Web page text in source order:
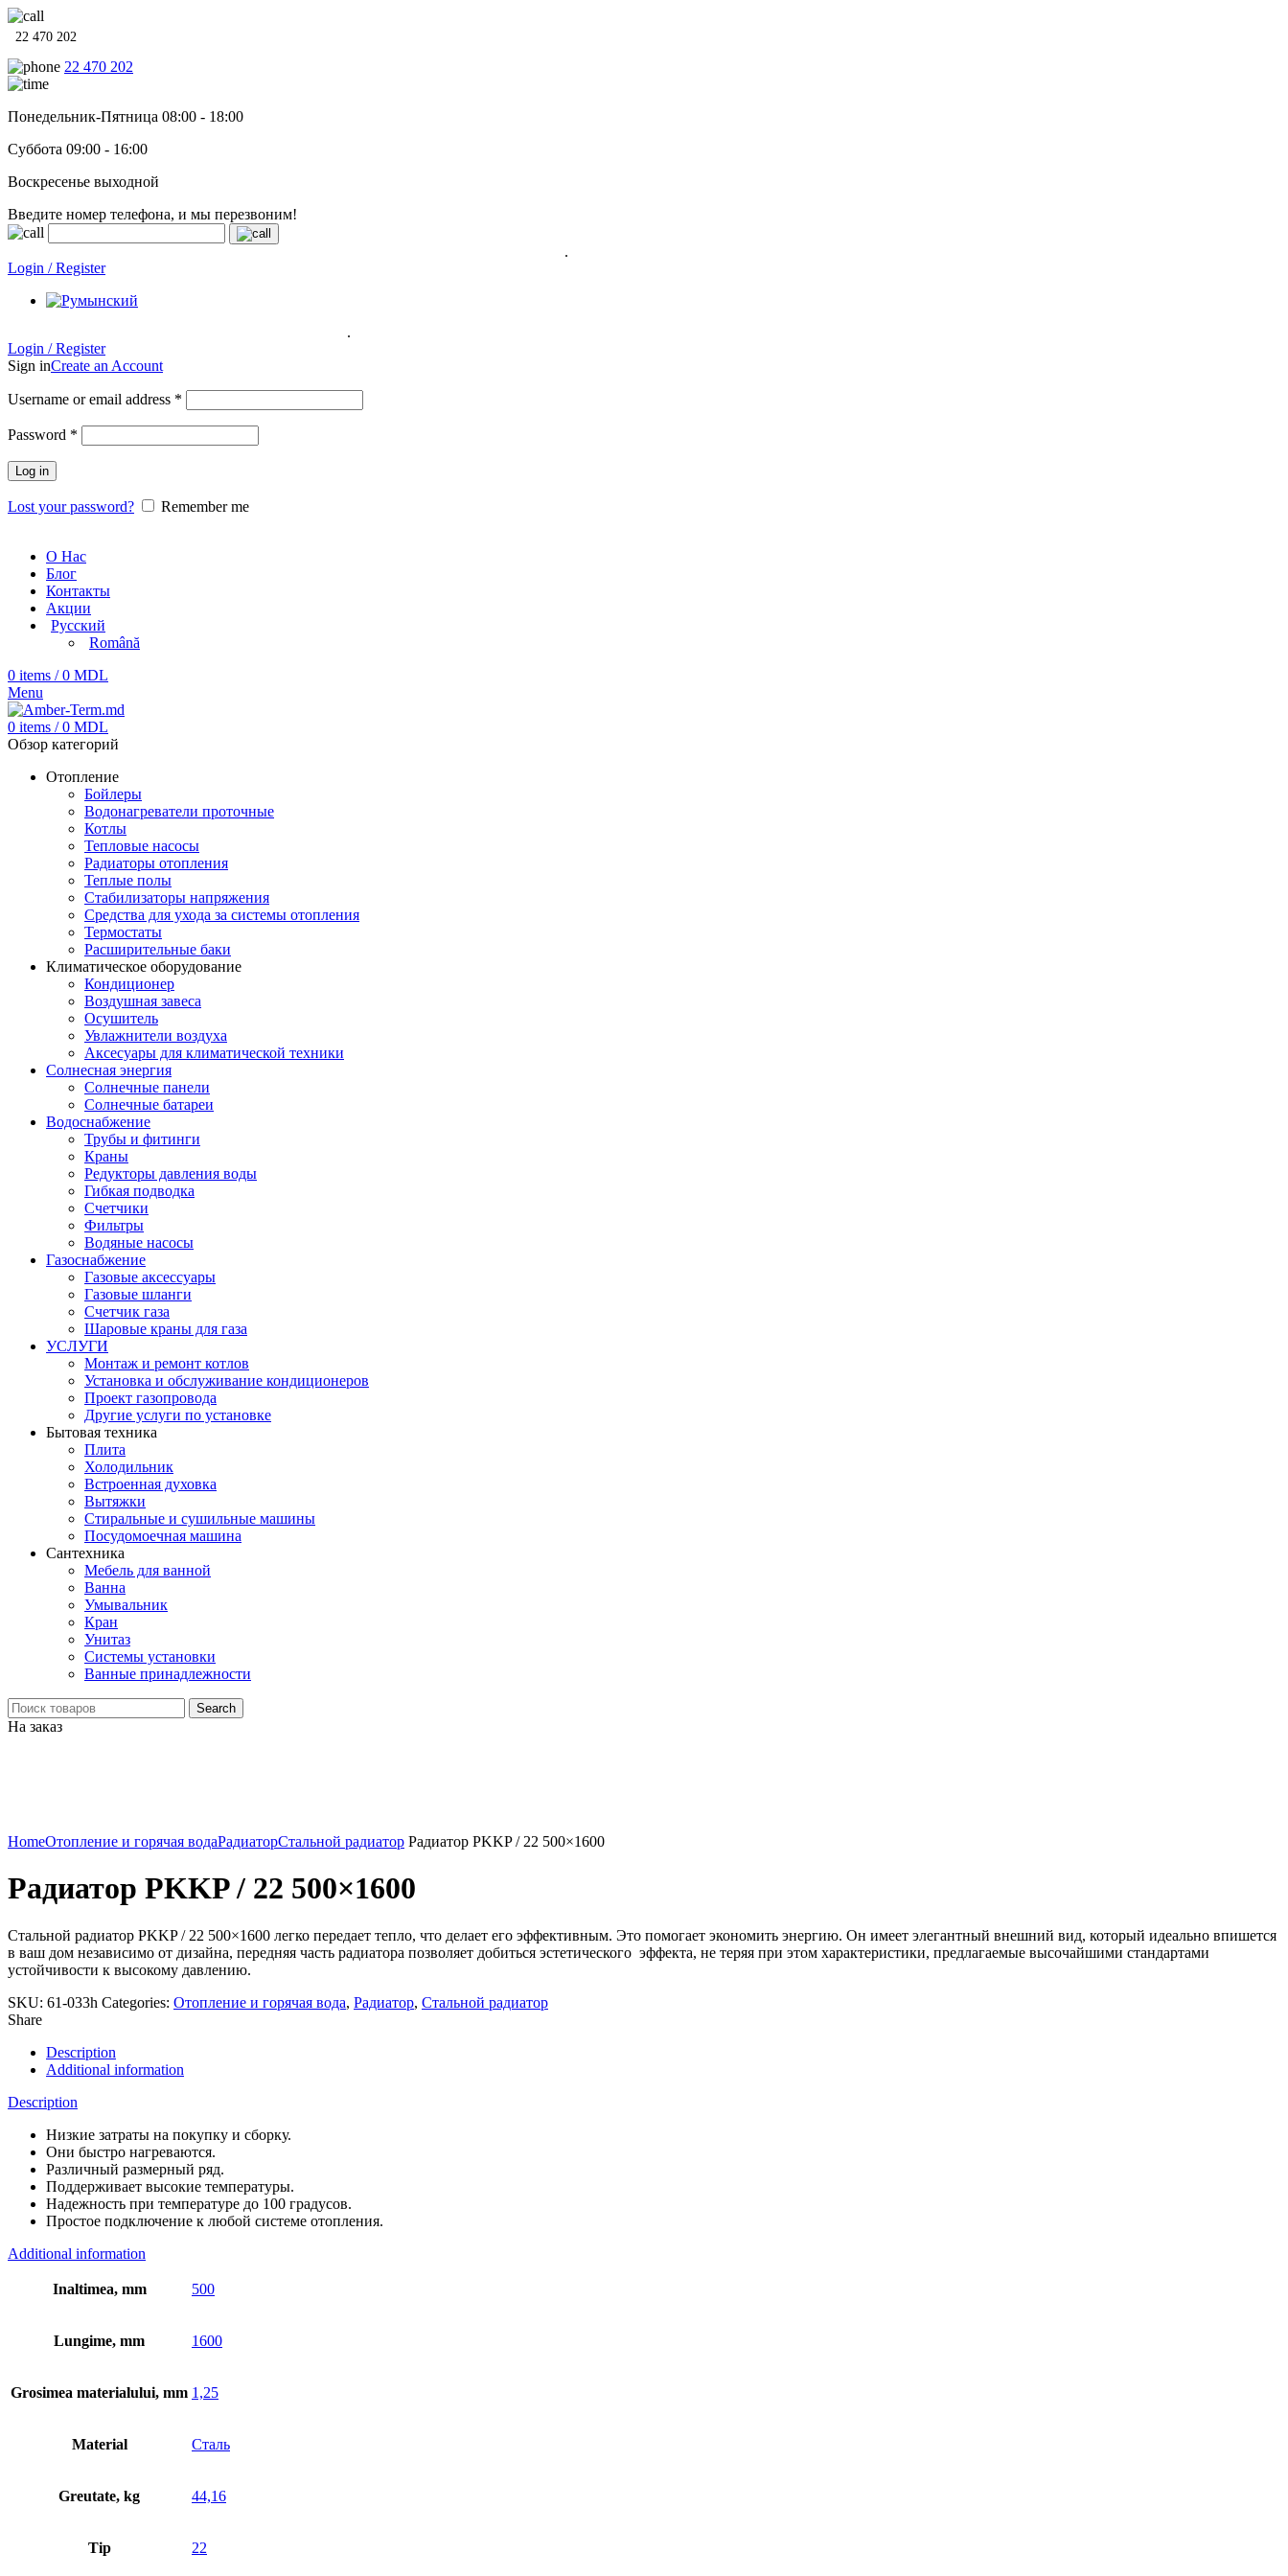
22 470 202
22 470 202
Понедельник-Пятница 08:00 - 18:00
Суббота 09:00 - 16:00
Воскресенье выходной
Введите номер телефона, и мы перезвоним!
.
Login / Register
.
Login / Register
Sign inCreate an Account
Username or email address *
Password *
Log in
Lost your password? Remember me
О Нас
Блог
Контакты
Акции
Русский
Română
0 items / 0 MDL
Menu
0 items / 0 MDL
Обзор категорий
Отопление
Бойлеры
Водонагреватели проточные
Котлы
Тепловые насосы
Радиаторы отопления
Теплые полы
Стабилизаторы напряжения
Средства для ухода за системы отопления
Термостаты
Расширительные баки
Климатическое оборудование
Кондиционер
Воздушная завеса
Осушитель
Увлажнители воздуха
Аксесуары для климатической техники
Солнесная энергия
Cолнечные панели
Солнечные батареи
Водоснабжение
Трубы и фитинги
Краны
Редукторы давления воды
Гибкая подводка
Счетчики
Фильтры
Водяные насосы
Газоснабжение
Газовые аксессуары
Газовые шланги
Счетчик газа
Шаровые краны для газа
УСЛУГИ
Монтаж и ремонт котлов
Установка и обслуживание кондиционеров
Проект газопровода
Другие услуги по установке
Бытовая техника
Плита
Холодильник
Встроенная духовка
Вытяжки
Стиральные и сушильные машины
Посудомоечная машина
Сантехника
Мебель для ванной
Ванна
Умывальник
Кран
Унитаз
Системы установки
Ванные принадлежности
Search
На заказ
HomeОтопление и горячая водаРадиаторСтальной радиатор Радиатор PKKP / 22 500×1600
Радиатор PKKP / 22 500×1600
Стальной радиатор PKKP / 22 500×1600 легко передает тепло, что делает его эффективным. Это помогает экономить энергию. Он имеет элегантный внешний вид, который идеально впишется
в ваш дом независимо от дизайна, передняя часть радиатора позволяет добиться эстетического эффекта, не теряя при этом характеристики, предлагаемые высочайшими стандартами
устойчивости к высокому давлению.
SKU: 61-033h Categories: Отопление и горячая вода, Радиатор, Стальной радиатор
Share
Description
Additional information
Description
Низкие затраты на покупку и сборку.
Они быстро нагреваются.
Различный размерный ряд.
Поддерживает высокие температуры.
Надежность при температуре до 100 градусов.
Простое подключение к любой системе отопления.
Additional information
Inaltimea, mm 500
Lungime, mm 1600
Grosimea materialului, mm 1,25
Material Сталь
Greutate, kg 44,16
Tip 22